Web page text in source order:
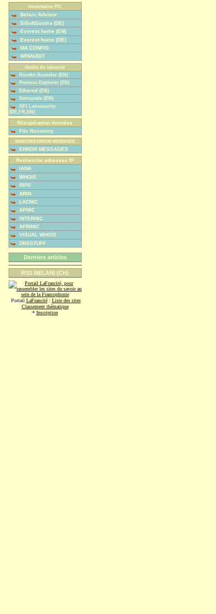
Inventaire PC
Belarc Advisor
SiSoftSandra (DE)
Everest home (EN)
Everest home (DE)
MA CONFIG
WINAUDIT
Outils de sécurité
Rootkit Revealer (EN)
Process Explorer (EN)
Ethereal (EN)
Samspade (EN)
GFI Lansecurity
(DE,FR,EN)
Récupération données
File Recovery
WINDOWS ERROR MESSAGES
ERROR MESSAGES
Recherche adresses IP
IANA
WHOIS
RIPE
ARIN
LACNIC
APNIC
INTERNIC
AFRINIC
VISUAL WHOIS
DNSSTUFF
Derniers articles
RSS MELANI (CH)
Portail LaFrancité: Liste des sites
Classement thématique
* Inscription